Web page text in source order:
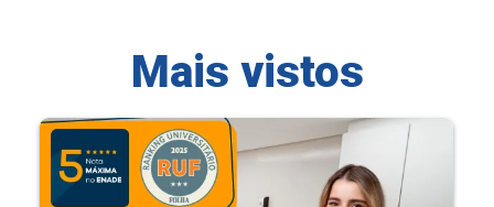
Mais vistos